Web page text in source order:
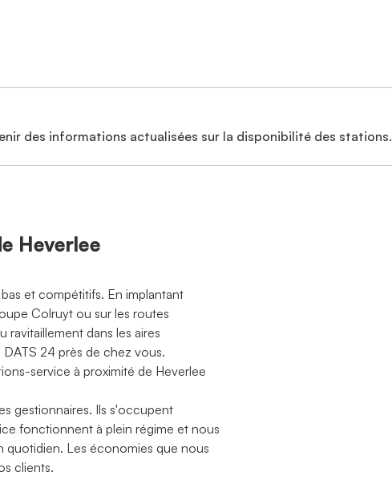
des informations actualisées sur la disponibilité des stations.
Heverlee
et compétitifs. En implantant
Colruyt ou sur les routes
ravitaillement dans les aires
24 près de chez vous.
service à proximité de Heverlee
gestionnaires. Ils s'occupent
fonctionnent à plein régime et nous
quotidien. Les économies que nous
clients.